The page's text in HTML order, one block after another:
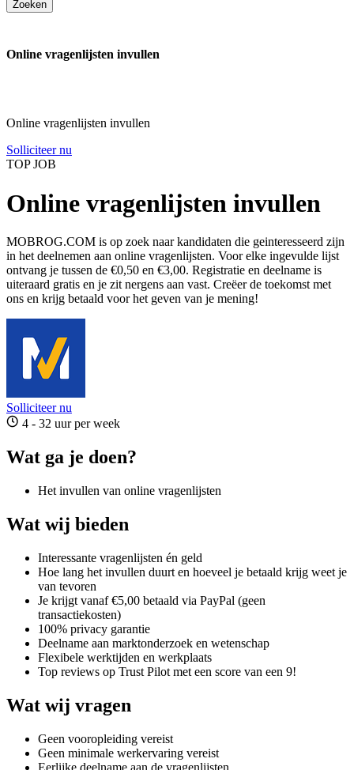
Online vragenlijsten invullen
Online vragenlijsten invullen
Solliciteer nu
TOP JOB
Online vragenlijsten invullen
MOBROG.COM is op zoek naar kandidaten die geinteresseerd zijn
in het deelnemen aan online vragenlijsten. Voor elke ingevulde lijst
ontvang je tussen de €0,50 en €3,00. Registratie en deelname is
uiteraard gratis en je zit nergens aan vast. Creëer de toekomst met
ons en krijg betaald voor het geven van je mening!
Solliciteer nu
4 - 32 uur per week
Wat ga je doen?
Het invullen van online vragenlijsten
Wat wij bieden
Interessante vragenlijsten én geld
Hoe lang het invullen duurt en hoeveel je betaald krijg weet je
van tevoren
Je krijgt vanaf €5,00 betaald via PayPal (geen
transactiekosten)
100% privacy garantie
Deelname aan marktonderzoek en wetenschap
Flexibele werktijden en werkplaats
Top reviews op Trust Pilot met een score van een 9!
Wat wij vragen
Geen vooropleiding vereist
Geen minimale werkervaring vereist
Eerlijke deelname aan de vragenlijsten